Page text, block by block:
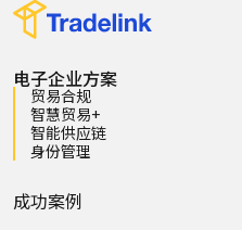
电子企业方案
贸易合规
智慧贸易+
智能供应链
身份管理
成功案例